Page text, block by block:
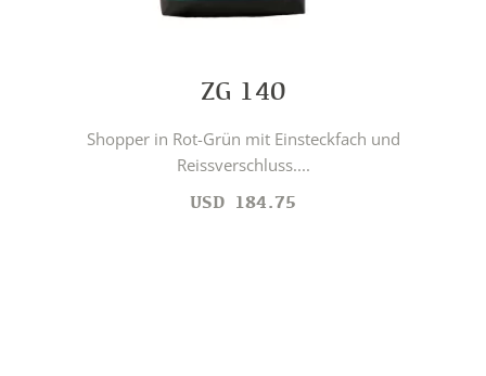
ZG 140
Shopper in Rot-Grün mit Einsteckfach und
Reissverschluss....
USD 184.75